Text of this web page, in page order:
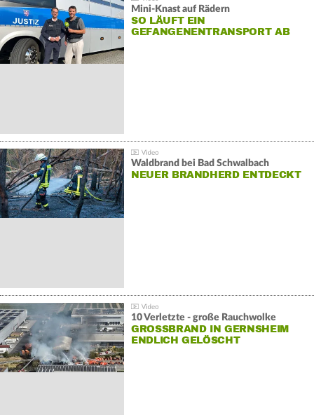
Mini-Knast auf Rädern
SO LÄUFT EIN
GEFANGENENTRANSPORT AB
Waldbrand bei Bad Schwalbach
NEUER BRANDHERD ENTDECKT
10 Verletzte - große Rauchwolke
GROSSBRAND IN GERNSHEIM E
NDLICH GELÖSCHT